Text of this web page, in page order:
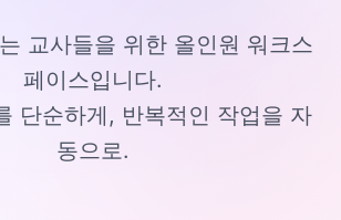
교사들을 위한 올인원 워크스
페이스입니다.
단순하게, 반복적인 작업을 자
동으로.